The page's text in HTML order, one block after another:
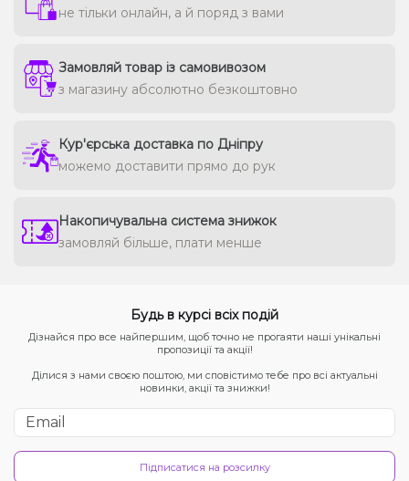
не тільки онлайн, а й поряд з вами
Замовляй товар із самовивозом
з магазину абсолютно безкоштовно
Кур'єрська доставка по Дніпру
можемо доставити прямо до рук
Накопичувальна система знижок
замовляй більше, плати менше
Будь в курсі всіх подій
Дізнайся про все найпершим, щоб точно не прогаяти наші унікальні
пропозиції та акції!
Ділися з нами своєю поштою, ми сповістимо тебе про всі актуальні
новинки, акції та знижки!
Підписатися на розсилку